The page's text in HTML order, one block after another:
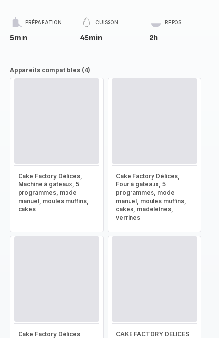
PRÉPARATION
5min
CUISSON
45min
REPOS
2h
Appareils compatibles (4)
Cake Factory Délices,
Machine à gâteaux, 5
programmes, mode
manuel, moules muffins,
cakes
Cake Factory Délices,
Four à gâteaux, 5
programmes, mode
manuel, moules muffins,
cakes, madeleines,
verrines
Cake Factory Délices
CAKE FACTORY DELICES